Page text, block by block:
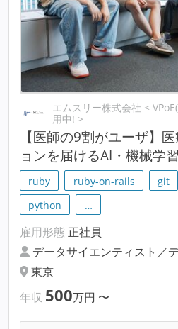
エムスリー株式会社 <
用中! >
【医師の9割がユーザ】
ョンを届けるAI・機械学
ruby ruby-on-rails git
python
…
雇用形態 正社員
データサイエンティスト／
東京
年収 500万円 〜